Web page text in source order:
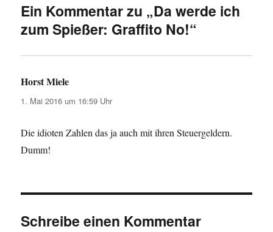
Ein Kommentar zu „Da werde ich
zum Spießer: Graffito No!“
Horst Miele
1. Mai 2016 um 16:59 Uhr
Die idioten Zahlen das ja auch mit ihren Steuergeldern.
Dumm!
Schreibe einen Kommentar